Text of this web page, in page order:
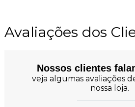
Avaliações dos
Nossos clientes
veja algumas avaliações
nossa loja.